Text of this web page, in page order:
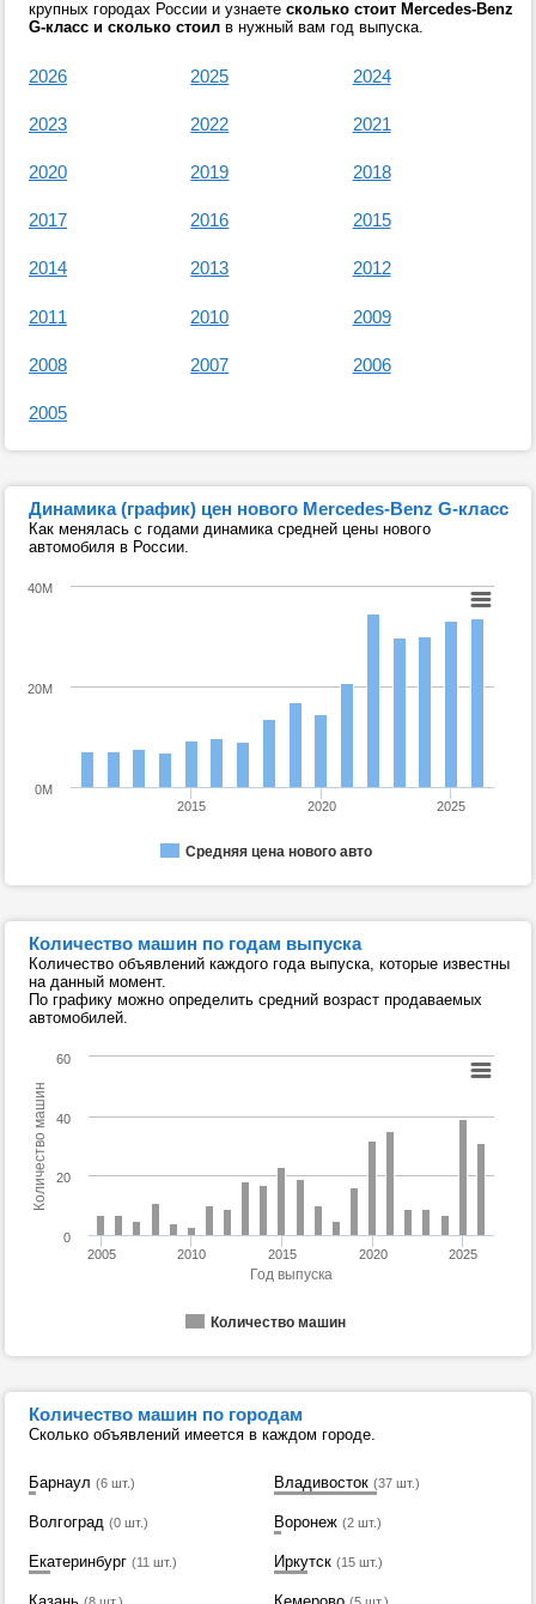
крупных городах России и узнаете сколько стоит Mercedes-Benz
G-класс и сколько стоил в нужный вам год выпуска.
2026 2025 2024
2023 2022 2021
2020 2019 2018
2017 2016 2015
2014 2013 2012
2011 2010 2009
2008 2007 2006
2005
Динамика (график) цен нового Mercedes-Benz G-класс
Как менялась с годами динамика средней цены нового
автомобиля в России.
Средняя цена нового авто
2015 2020 2025
0M
20M
40M
Количество машин по годам выпуска
Количество объявлений каждого года выпуска, которые известны
на данный момент.
По графику можно определить средний возраст продаваемых
автомобилей.
Год выпуска
Количество машин
Количество машин
2005 2010 2015 2020 2025
0
20
40
60
Количество машин по городам
Сколько объявлений имеется в каждом городе.
Барнаул (6 шт.) Владивосток (37 шт.)
Волгоград (0 шт.) Воронеж (2 шт.)
Екатеринбург (11 шт.) Иркутск (15 шт.)